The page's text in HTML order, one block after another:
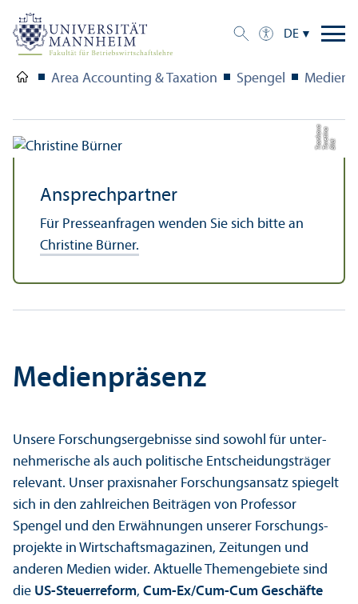
DE
Area Accounting & Taxation Spengel Medien
Bil
d:
T
s
v
e
ti
n
aT
s
o
n
k
o
v
a
Ansprech­partner
Für Presseanfragen wenden Sie sich bitte an
Christine Bürner.
Medienpräsenz
Unsere Forschungs­ergebnisse sind sowohl für unter­
nehmerische als auch politische Entscheidungs­träger
relevant. Unser praxisnaher Forschungs­ansatz spiegelt
sich in den zahlreichen Beiträgen von Professor
Spengel und den Erwähnungen unserer Forschungs­
projekte in Wirtschafts­magazinen, Zeitungen und
anderen Medien wider. Aktuelle Themengebiete sind
die US-Steuerreform, Cum-Ex/Cum-Cum Geschäfte